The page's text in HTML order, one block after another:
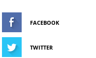
FACEBOOK
TWITTER